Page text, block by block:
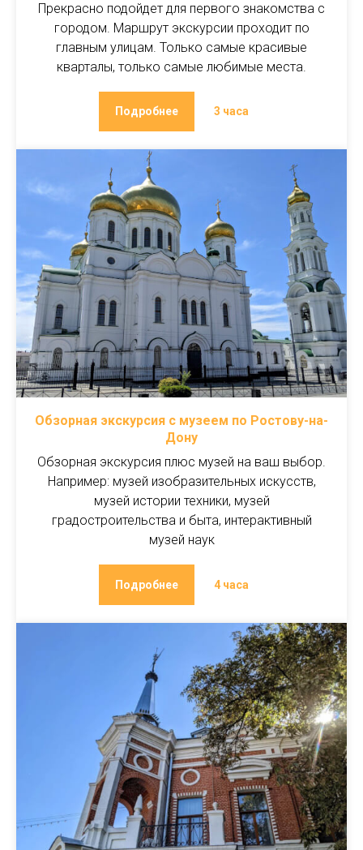
Прекрасно подойдет для первого знакомства с
городом. Маршрут экскурсии проходит по
главным улицам. Только самые красивые
кварталы, только самые любимые места.
Подробнее 3 часа
Обзорная экскурсия с музеем по Ростову-на-
Дону
Обзорная экскурсия плюс музей на ваш выбор.
Например: музей изобразительных искусств,
музей истории техники, музей
градостроительства и быта, интерактивный
музей наук
Подробнее 4 часа